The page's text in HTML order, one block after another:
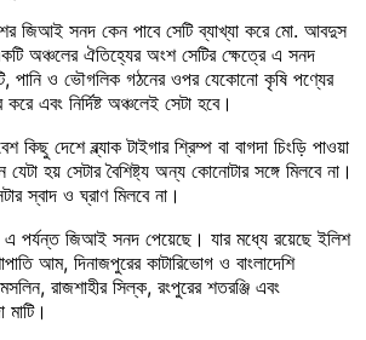
জিআই সনদ কেন পাবে সেটি ব্যাখ্যা করে মো. আবদুস
অঞ্চলের ঐতিহ্যের অংশ সেটির ক্ষেত্রে এ সনদ
পানি ও ভৌগলিক গঠনের ওপর যেকোনো কৃষি পণ্যের
করে এবং নির্দিষ্ট অঞ্চলেই সেটা হবে।
কিছু দেশে ব্ল্যাক টাইগার শ্রিম্প বা বাগদা চিংড়ি পাওয়া
হয় সেটার বৈশিষ্ট্য অন্য কোনোটার সঙ্গে মিলবে না।
স্বাদ ও ঘ্রাণ মিলবে না।
এ পর্যন্ত জিআই সনদ পেয়েছে। যার মধ্যে রয়েছে ইলিশ
আম, দিনাজপুরের কাটারিভোগ ও বাংলাদেশি
রাজশাহীর সিল্ক, রংপুরের শতরঞ্জি এবং